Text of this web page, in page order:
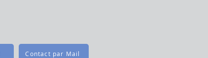
Contact par Mail